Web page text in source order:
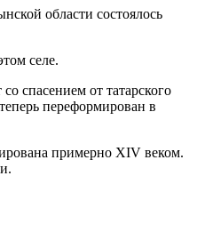
области состоялось
селе.
спасением от татарского
переформирован в
примерно XIV веком.